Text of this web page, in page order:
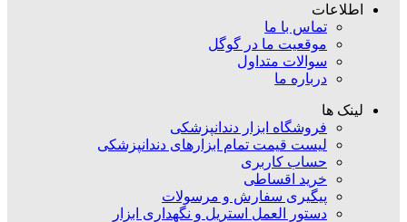
اطلاعات
تماس با ما
موقعیت ما در گوگل
سوالات متداول
درباره ما
لینک ها
فروشگاه ابزار دندانپزشکی
لیست قیمت تمام ابزارهای دندانپزشکی
حساب کاربری
خرید اقساطی
پیگیری سفارش و مرسولات
دستور العمل استریل و نگهداری ابزار